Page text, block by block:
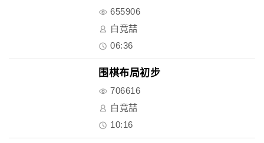
655906
白竟喆
06:36
围棋布局初步
706616
白竟喆
10:16